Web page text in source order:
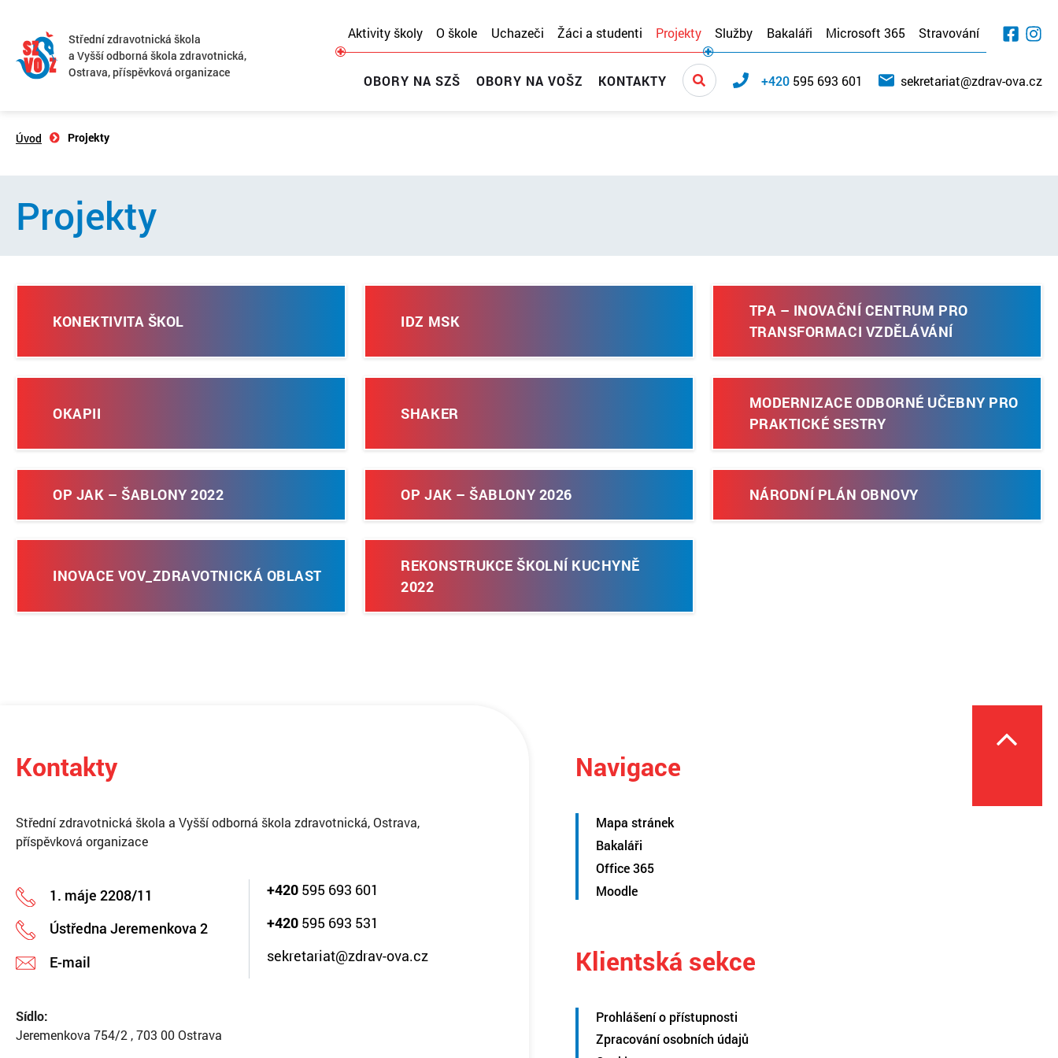
Střední zdravotnická škola
a Vyšší odborná škola zdravotnická,
Ostrava, příspěvková organizace
Aktivity školy O škole Uchazeči Žáci a studenti Projekty Služby Bakaláři Microsoft 365 Stravování
OBORY NA SZŠ OBORY NA VOŠZ KONTAKTY +420 595 693 601 sekretariat@zdrav-ova.cz
Úvod Projekty
Projekty
KONEKTIVITA ŠKOL IDZ MSK
TPA – INOVAČNÍ CENTRUM PRO
TRANSFORMACI VZDĚLÁVÁNÍ
OKAPII SHAKER
MODERNIZACE ODBORNÉ UČEBNY PRO
PRAKTICKÉ SESTRY
OP JAK – ŠABLONY 2022 OP JAK – ŠABLONY 2026 NÁRODNÍ PLÁN OBNOVY
INOVACE VOV_ZDRAVOTNICKÁ OBLAST
REKONSTRUKCE ŠKOLNÍ KUCHYNĚ
2022
Kontakty
Střední zdravotnická škola a Vyšší odborná škola zdravotnická, Ostrava,
příspěvková organizace
1. máje 2208/11 +420 595 693 601
Ústředna Jeremenkova 2 +420 595 693 531
E-mail sekretariat@zdrav-ova.cz
Sídlo:
Jeremenkova 754/2 , 703 00 Ostrava
Navigace
Mapa stránek
Bakaláři
Office 365
Moodle
Klientská sekce
Prohlášení o přístupnosti
Zpracování osobních údajů